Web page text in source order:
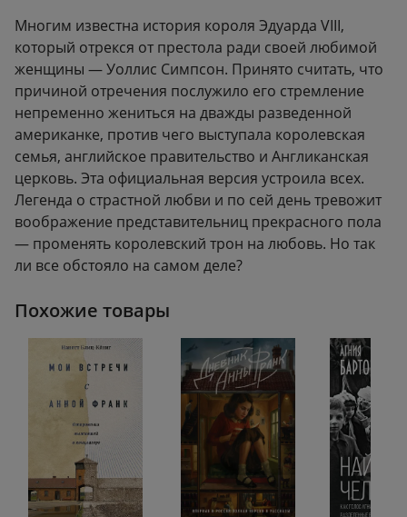
Многим известна история короля Эдуарда VIII,
который отрекся от престола ради своей любимой
женщины — Уоллис Симпсон. Принято считать, что
причиной отречения послужило его стремление
непременно жениться на дважды разведенной
американке, против чего выступала королевская
семья, английское правительство и Англиканская
церковь. Эта официальная версия устроила всех.
Легенда о страстной любви и по сей день тревожит
воображение представительниц прекрасного пола
— променять королевский трон на любовь. Но так
ли все обстояло на самом деле?
Похожие товары